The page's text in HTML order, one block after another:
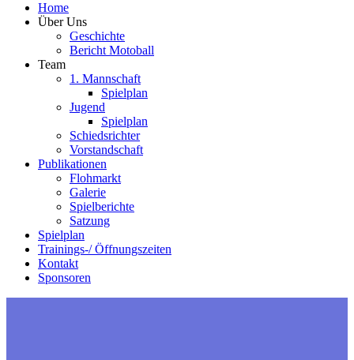
Home
Über Uns
Geschichte
Bericht Motoball
Team
1. Mannschaft
Spielplan
Jugend
Spielplan
Schiedsrichter
Vorstandschaft
Publikationen
Flohmarkt
Galerie
Spielberichte
Satzung
Spielplan
Trainings-/ Öffnungszeiten
Kontakt
Sponsoren